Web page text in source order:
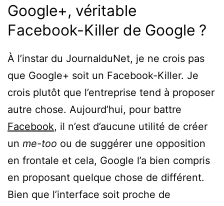
Google+, véritable
Facebook-Killer de Google ?
À l’instar du JournalduNet, je ne crois pas
que Google+ soit un Facebook-Killer. Je
crois plutôt que l’entreprise tend à proposer
autre chose. Aujourd’hui, pour battre
Facebook, il n’est d’aucune utilité de créer
un me-too ou de suggérer une opposition
en frontale et cela, Google l’a bien compris
en proposant quelque chose de différent.
Bien que l’interface soit proche de